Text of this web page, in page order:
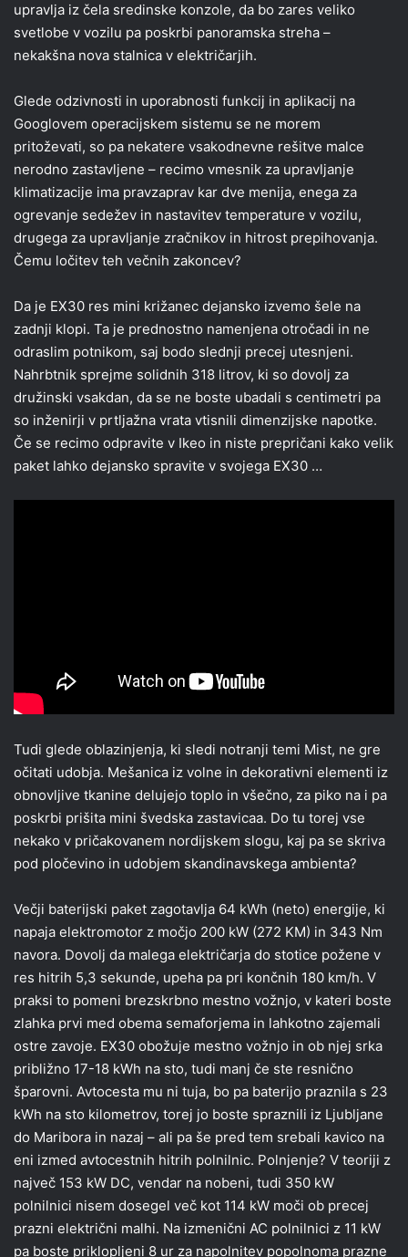
upravlja iz čela sredinske konzole, da bo zares veliko
svetlobe v vozilu pa poskrbi panoramska streha –
nekakšna nova stalnica v električarjih.
Glede odzivnosti in uporabnosti funkcij in aplikacij na
Googlovem operacijskem sistemu se ne morem
pritoževati, so pa nekatere vsakodnevne rešitve malce
nerodno zastavljene – recimo vmesnik za upravljanje
klimatizacije ima pravzaprav kar dve menija, enega za
ogrevanje sedežev in nastavitev temperature v vozilu,
drugega za upravljanje zračnikov in hitrost prepihovanja.
Čemu ločitev teh večnih zakoncev?
Da je EX30 res mini križanec dejansko izvemo šele na
zadnji klopi. Ta je prednostno namenjena otročadi in ne
odraslim potnikom, saj bodo slednji precej utesnjeni.
Nahrbtnik sprejme solidnih 318 litrov, ki so dovolj za
družinski vsakdan, da se ne boste ubadali s centimetri pa
so inženirji v prtljažna vrata vtisnili dimenzijske napotke.
Če se recimo odpravite v Ikeo in niste prepričani kako velik
paket lahko dejansko spravite v svojega EX30 …
Tudi glede oblazinjenja, ki sledi notranji temi Mist, ne gre
očitati udobja. Mešanica iz volne in dekorativni elementi iz
obnovljive tkanine delujejo toplo in všečno, za piko na i pa
poskrbi prišita mini švedska zastavicaa. Do tu torej vse
nekako v pričakovanem nordijskem slogu, kaj pa se skriva
pod pločevino in udobjem skandinavskega ambienta?
Večji baterijski paket zagotavlja 64 kWh (neto) energije, ki
napaja elektromotor z močjo 200 kW (272 KM) in 343 Nm
navora. Dovolj da malega električarja do stotice požene v
res hitrih 5,3 sekunde, upeha pa pri končnih 180 km/h. V
praksi to pomeni brezskrbno mestno vožnjo, v kateri boste
zlahka prvi med obema semaforjema in lahkotno zajemali
ostre zavoje. EX30 obožuje mestno vožnjo in ob njej srka
približno 17-18 kWh na sto, tudi manj če ste resnično
šparovni. Avtocesta mu ni tuja, bo pa baterijo praznila s 23
kWh na sto kilometrov, torej jo boste spraznili iz Ljubljane
do Maribora in nazaj – ali pa še pred tem srebali kavico na
eni izmed avtocestnih hitrih polnilnic. Polnjenje? V teoriji z
največ 153 kW DC, vendar na nobeni, tudi 350 kW
polnilnici nisem dosegel več kot 114 kW moči ob precej
prazni električni malhi. Na izmenični AC polnilnici z 11 kW
pa boste priklopljeni 8 ur za napolnitev popolnoma prazne